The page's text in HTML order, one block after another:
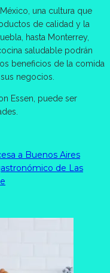
una cultura que
de calidad y la
hasta Monterrey,
saludable podrán
beneficios de la comida
negocios.
Essen, puede ser
a Buenos Aires
de Las